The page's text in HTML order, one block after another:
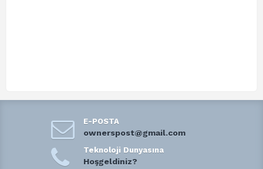
E-POSTA
ownerspost@gmail.com
Teknoloji Dunyasına
Hoşgeldiniz?